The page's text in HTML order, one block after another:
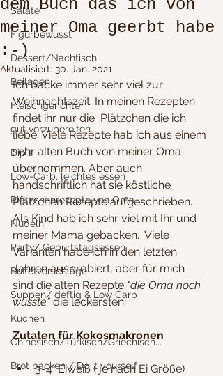
Salate
Figurbewusst
Dessert/Nachtisch
Beilagen
Fleischgerichte
gut vorzubereiten
Dip´s
Low-Carb, leichtes essen
Plätzchenrezepte von Oma
Nudeln
Party/ Geburtstagsessen
Buffetvorschläge
Suppen/ deftig & Low Carb
Kuchen
Chinesisch/Türkisch/Griechisch...
Brot backen / Do it yourself
dem Buch das ich von
meiner Oma geerbt habe
:-)
Aktualisiert: 30. Jan. 2021
Ich backe immer sehr viel zur
Weihnachtszeit. In meinen Rezepten
findet ihr nur die  Plätzchen die ich
liebe. Viele Rezepte hab ich aus einem
sehr alten Buch von meiner Oma
übernommen. Aber auch
handschriftlich hat sie köstliche
Plätzchen Rezepte aufgeschrieben.
Als Kind hab ich sehr viel mit Ihr und
meiner Mama gebacken.  Viele
Varianten habe ich in den letzten
Jahren ausprobiert, aber für mich
sind die alten Rezepte "die Oma noch
wusste" die leckersten.
Zutaten für Kokosmakronen
3-4  Eiweiß ( je nach Ei Größe)